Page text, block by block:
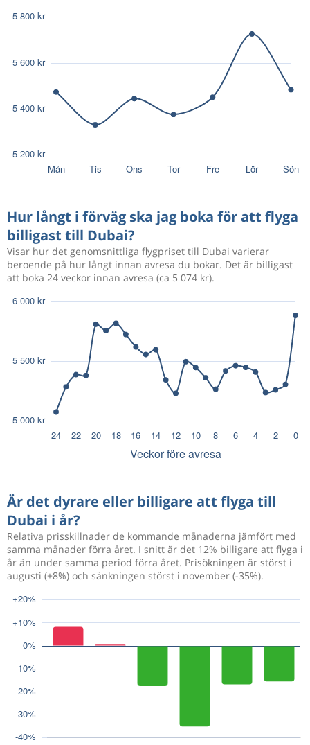
Hur långt i förväg ska jag boka för att flyga
billigast till Dubai?
Visar hur det genomsnittliga flygpriset till Dubai varierar
beroende på hur långt innan avresa du bokar. Det är billigast
att boka 24 veckor innan avresa (ca 5 074 kr).
Är det dyrare eller billigare att flyga till
Dubai i år?
Relativa prisskillnader de kommande månaderna jämfört med
samma månader förra året. I snitt är det 12% billigare att flyga i
år än under samma period förra året. Prisökningen är störst i
augusti (+8%) och sänkningen störst i november (-35%).